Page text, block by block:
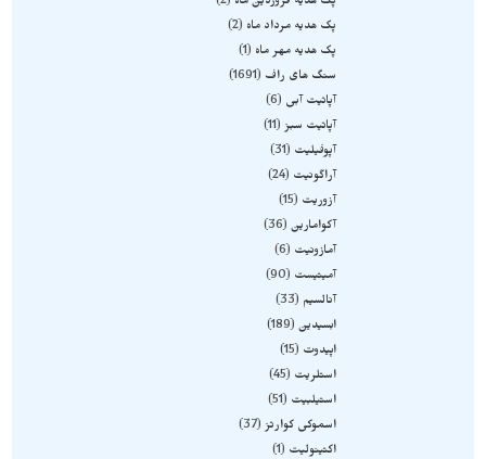
پک هدیه مرداد ماه
2
پک هدیه مهر ماه
1
سنگ های راف
1691
آپاتیت آبی
6
آپاتیت سبز
11
آپوفیلیت
31
آراگونیت
24
آزوریت
15
آکوامارین 36
آمازونیت
6
آمیتیست
90
آنالسیم
33
ابسیدین 189
اپیدوت
15
استلریت
45
استیلبیت
51
اسموکی کوارتز
37
اکتینولیت
1